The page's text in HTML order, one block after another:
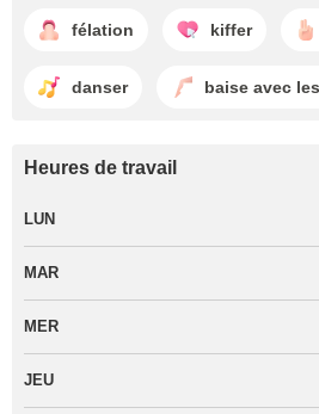
félation kiffer
danser baise avec
Heures de travail
LUN
MAR
MER
JEU